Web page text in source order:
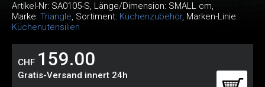
Artikel-Nr: SA0105-S, Länge/Dimension: SMALL cm,
Marke: Triangle, Sortiment: Küchenzubehör, Marken-Linie:
Küchenutensilien
CHF 159.00
Gratis-Versand innert 24h